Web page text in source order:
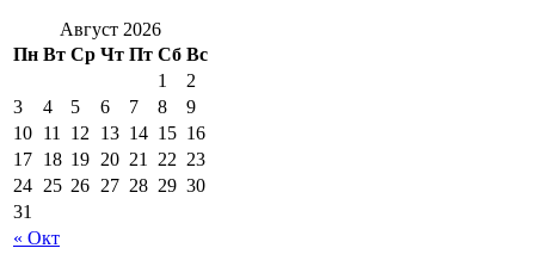
Август 2026
Пн Вт Ср Чт Пт Сб Вс
« Окт
1
2
3
4 5 6 7 8
9
10 11 12 13 14 15 16
17 18 19 20 21 22 23
24 25 26 27 28 29 30
31